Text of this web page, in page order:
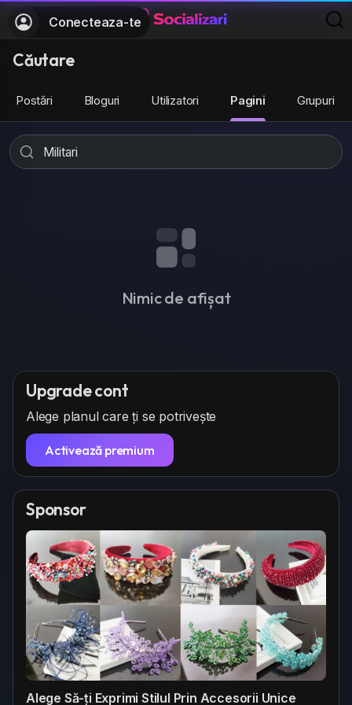
Conecteaza-te
Căutare
Postări Bloguri Utilizatori Pagini Grupuri
Nimic de afișat
Upgrade cont
Alege planul care ți se potrivește
Activează premium
Sponsor
Alege Să-ți Exprimi Stilul Prin Accesorii Unice